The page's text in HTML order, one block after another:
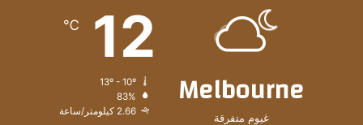
Melbourne
غيوم متفرقة
12
℃
83%
2.66 كيلومتر/ساعة